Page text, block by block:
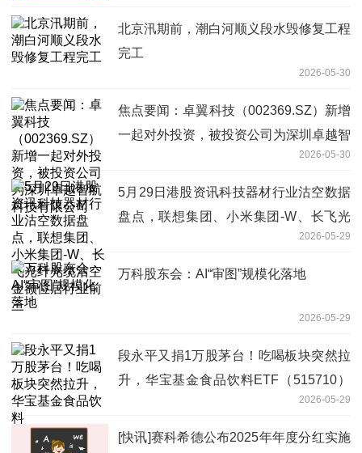
北京汛期前，潮白河顺义段水毁修复工程
完工
2026-05-30
焦点要闻：卓翼科技（002369.SZ）新增
一起对外投资，被投资公司为深圳卓越智
2026-05-30
5月29日港股资讯科技器材行业沽空数据
盘点，联想集团、小米集团-W、长飞光
2026-05-29
万科股东会：AI“审图”规模化落地
2026-05-29
段永平又捐1万股茅台！吃喝板块突然拉
升，华宝基金食品饮料ETF（515710）
2026-05-29
[快讯]赛科希德公布2025年年度分红实施